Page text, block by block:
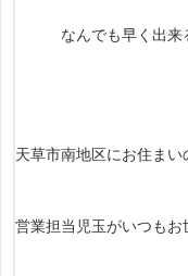
なんでも早く出来る
天草市南地区にお住まい
営業担当児玉がいつもお